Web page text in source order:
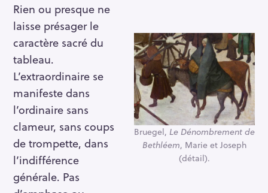
Bruegel, Le Dénombrement de
Bethléem, Marie et Joseph
(détail).
Rien ou presque ne
laisse présager le
caractère sacré du
tableau.
L’extraordinaire se
manifeste dans
l’ordinaire sans
clameur, sans coups
de trompette, dans
l’indifférence
générale. Pas